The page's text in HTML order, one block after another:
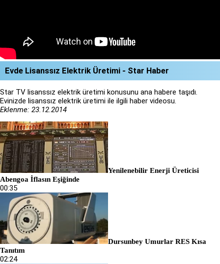
Evde Lisanssız Elektrik Üretimi - Star Haber
Star TV lisanssız elektrik üretimi konusunu ana habere taşıdı.
Evinizde lisanssız elektrik üretimi ile ilgili haber videosu.
Eklenme: 23.12.2014
Yenilenebilir Enerji Üreticisi
Abengoa İflasın Eşiğinde
00:35
Dursunbey Umurlar RES Kısa
Tanıtım
02:24